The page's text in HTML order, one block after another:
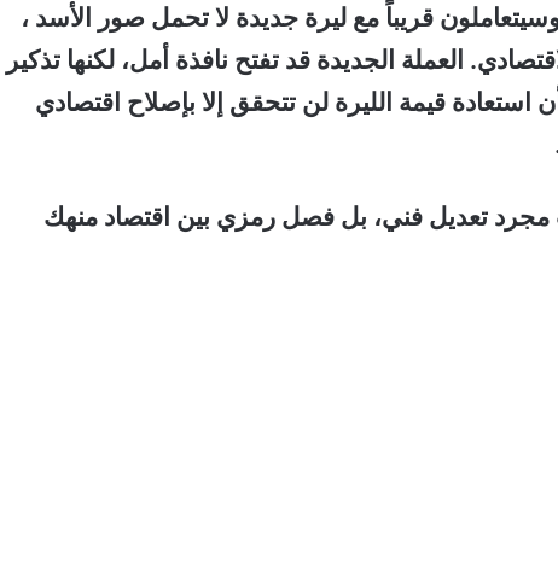
قريباً مع ليرة جديدة لا تحمل صور الأسد ،
العملة الجديدة قد تفتح نافذة أمل، لكنها تذكير
استعادة قيمة الليرة لن تتحقق إلا بإصلاح اقتصادي
مجرد تعديل فني، بل فصل رمزي بين اقتصاد منهك